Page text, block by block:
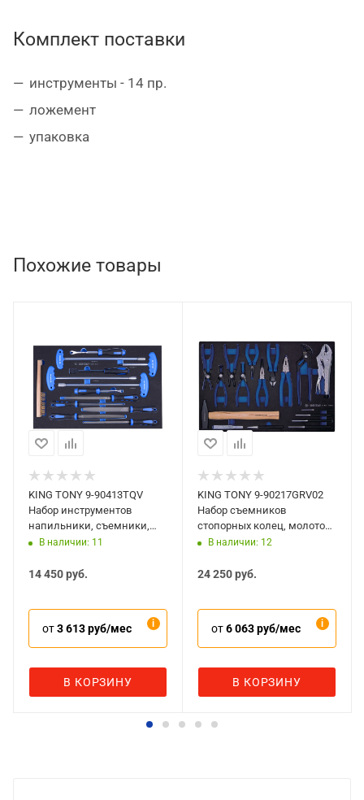
Комплект поставки
инструменты - 14 пр.
ложемент
упаковка
Похожие товары
KING TONY 9-90413TQV
Набор инструментов
напильники, съемники,
торцевые ключи и щетка в
В наличии: 11
14 450руб.
от3 613 руб/мес
В КОРЗИНУ
KING TONY 9-90217GRV02
Набор съемников
стопорных колец, молоток,
выколотки, 17 предметов,
В наличии: 12
24 250руб.
от6 063 руб/мес
В КОРЗИНУ